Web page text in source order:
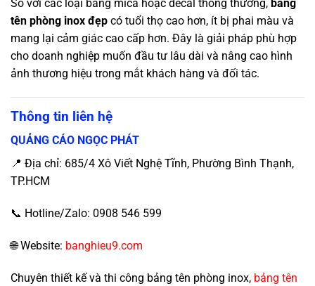
So với các loại bảng mica hoặc decal thông thường, bảng
tên phòng inox đẹp có tuổi thọ cao hơn, ít bị phai màu và
mang lại cảm giác cao cấp hơn. Đây là giải pháp phù hợp
cho doanh nghiệp muốn đầu tư lâu dài và nâng cao hình
ảnh thương hiệu trong mắt khách hàng và đối tác.
Thông tin liên hệ
QUẢNG CÁO NGỌC PHÁT
📍 Địa chỉ: 685/4 Xô Viết Nghệ Tĩnh, Phường Bình Thạnh,
TP.HCM
📞 Hotline/Zalo: 0908 546 599
🌐 Website: banghieu9.com
Chuyên thiết kế và thi công bảng tên phòng inox, bảng tên